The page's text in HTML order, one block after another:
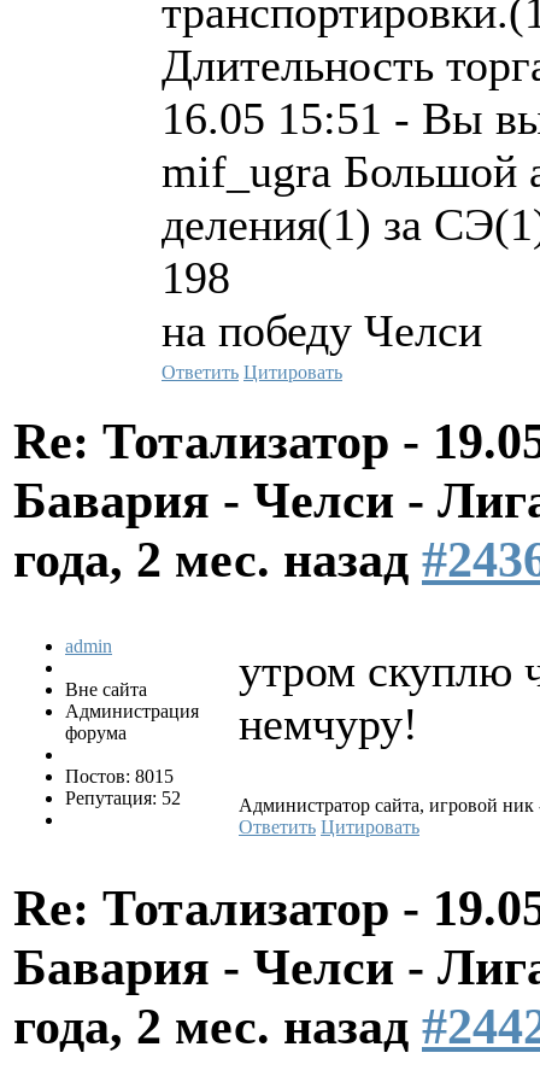
Длительность
16.05 15:51 - Вы
mif_ugra Большой
деления(1) за
198
на победу Челси
Ответить Цитировать
Re: Тотализатор -
Бавария - Челси -
года, 2 мес. назад
admin
Вне сайта
Администрация
форума
Постов: 8015
Репутация: 52
утром скуплю
немчуру!
Администратор сайта, игровой
Ответить Цитировать
Re: Тотализатор -
Бавария - Челси -
года, 2 мес. назад